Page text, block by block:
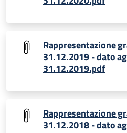
Rappresentazione
31.12.2019 - dato
31.12.2019.pdf
Rappresentazione
31.12.2018 - dato